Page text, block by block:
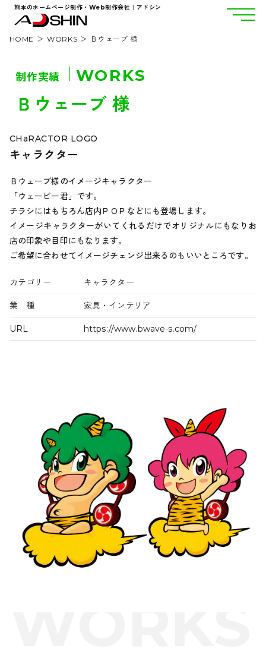
熊本のホームページ制作・Web制作会社｜アドシン
HOME WORKS Ｂウェーブ 様
制作実績 WORKS
Ｂウェーブ 様
CHaRACTOR LOGO
キャラクター
Ｂウェーブ様のイメージキャラクター
「ウェービー君」です。
チラシにはもちろん店内ＰＯＰなどにも登場します。
イメージキャラクターがいてくれるだけでオリジナルにもなりお
店の印象や目印にもなります。
ご希望に合わせてイメージチェンジ出来るのもいいところです。
カテゴリー キャラクター
業 種 家具・インテリア
URL https://www.bwave-s.com/